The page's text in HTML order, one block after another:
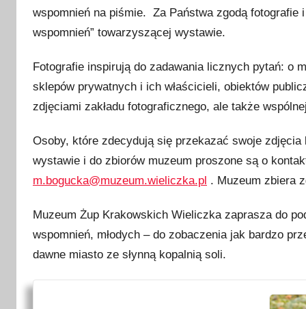
wspomnień na piśmie. Za Państwa zgodą fotografie
wspomnień” towarzyszącej wystawie.
Fotografie inspirują do zadawania licznych pytań: o
sklepów prywatnych i ich właścicieli, obiektów
zdjęciami zakładu fotograficznego, ale także
Osoby, które zdecydują się przekazać swoje
wystawie i do zbiorów muzeum proszone są o
m.bogucka@muzeum.wieliczka.pl . Muzeum zbiera
Muzeum Żup Krakowskich Wieliczka zaprasza do
wspomnień, młodych – do zobaczenia jak bardzo
dawne miasto ze słynną kopalnią soli.